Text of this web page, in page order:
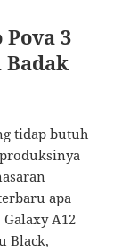
3
Badak
tidap butuh
apa
A12
Black,